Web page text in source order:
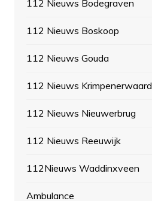
112 Nieuws Bodegraven
112 Nieuws Boskoop
112 Nieuws Gouda
112 Nieuws Krimpenerwaard
112 Nieuws Nieuwerbrug
112 Nieuws Reeuwijk
112Nieuws Waddinxveen
Ambulance